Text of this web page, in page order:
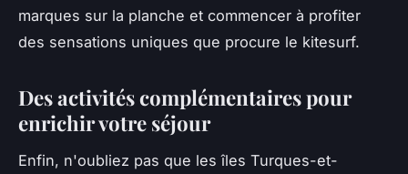
marques sur la planche et commencer à profiter
des sensations uniques que procure le kitesurf.
Des activités complémentaires pour
enrichir votre séjour
Enfin, n'oubliez pas que les îles Turques-et-